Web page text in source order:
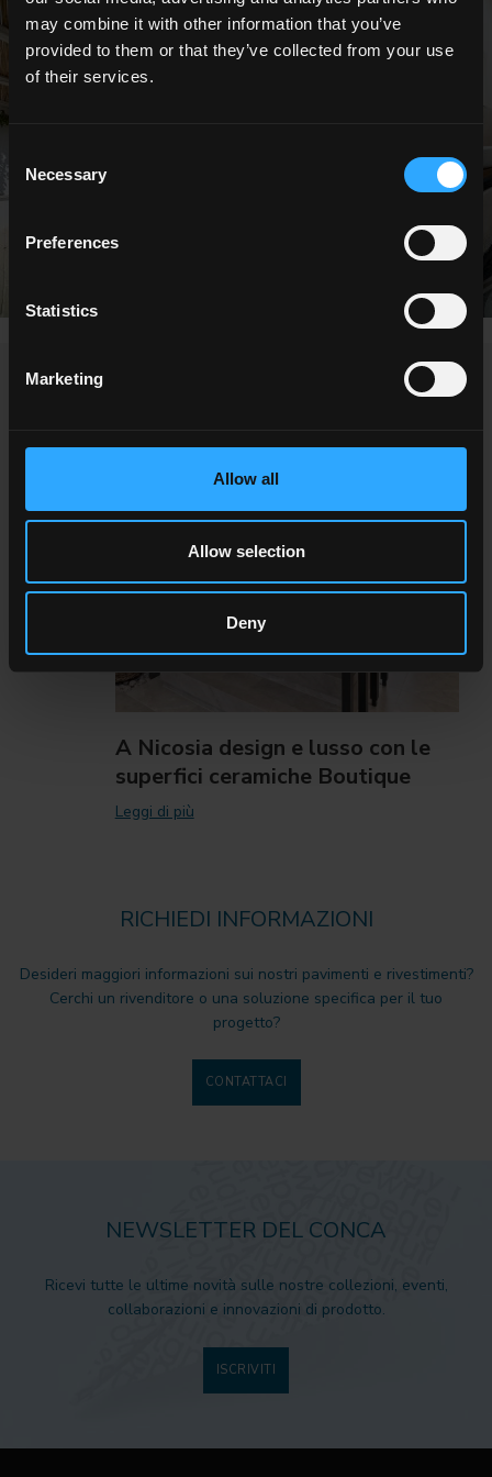
may combine it with other information that you’ve
provided to them or that they’ve collected from your use
of their services.
Selection
Necessary
Preferences
Statistics
Marketing
Allow all
Allow selection
Deny
NEWS / EVENTI
A Nicosia design e lusso con le
superfici ceramiche Boutique
Leggi di più
RICHIEDI INFORMAZIONI
Desideri maggiori informazioni sui nostri pavimenti e rivestimenti?
Cerchi un rivenditore o una soluzione specifica per il tuo
progetto?
CONTATTACI
NEWSLETTER DEL CONCA
Ricevi tutte le ultime novità sulle nostre collezioni, eventi,
collaborazioni e innovazioni di prodotto.
ISCRIVITI